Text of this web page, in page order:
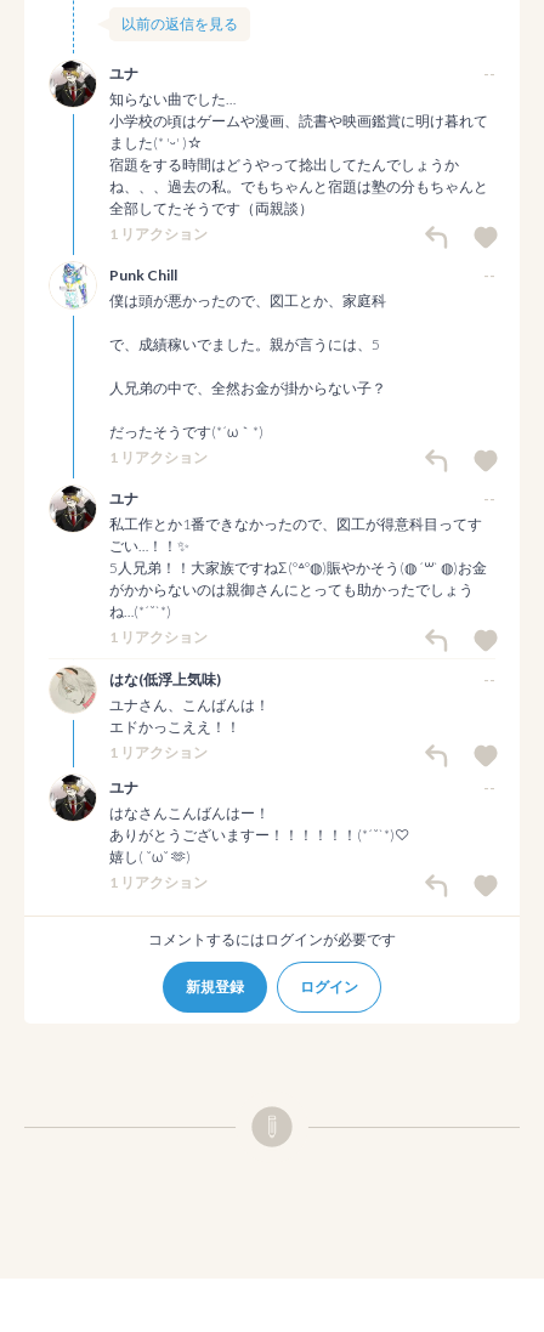
以前の返信を見る
ユナ
--
知らない曲でした…
小学校の頃はゲームや漫画、読書や映画鑑賞に明け暮れて
ました(* 'ᵕ' )☆
宿題をする時間はどうやって捻出してたんでしょうか
ね、、、過去の私。でもちゃんと宿題は塾の分もちゃんと
全部してたそうです（両親談）
1 リアクション
Punk Chill
--
僕は頭が悪かったので、図工とか、家庭科
で、成績稼いでました。親が言うには、5
人兄弟の中で、全然お金が掛からない子？
だったそうです(*´ω｀*)
1 リアクション
ユナ
--
私工作とか1番できなかったので、図工が得意科目ってす
ごい…！！✨️
5人兄弟！！大家族ですねΣ(°꒫°◍)賑やかそう(◍ ´꒳` ◍)お金
がかからないのは親御さんにとっても助かったでしょう
ね…(*´˘`*)
1 リアクション
はな(低浮上気味)
--
ユナさん、こんばんは！
エドかっこええ！！
1 リアクション
ユナ
--
はなさんこんばんはー！
ありがとうございますー！！！！！！(*´˘`*)♡
嬉し( ˘ω˘ 🫶)
1 リアクション
コメントするにはログインが必要です
新規登録 ログイン